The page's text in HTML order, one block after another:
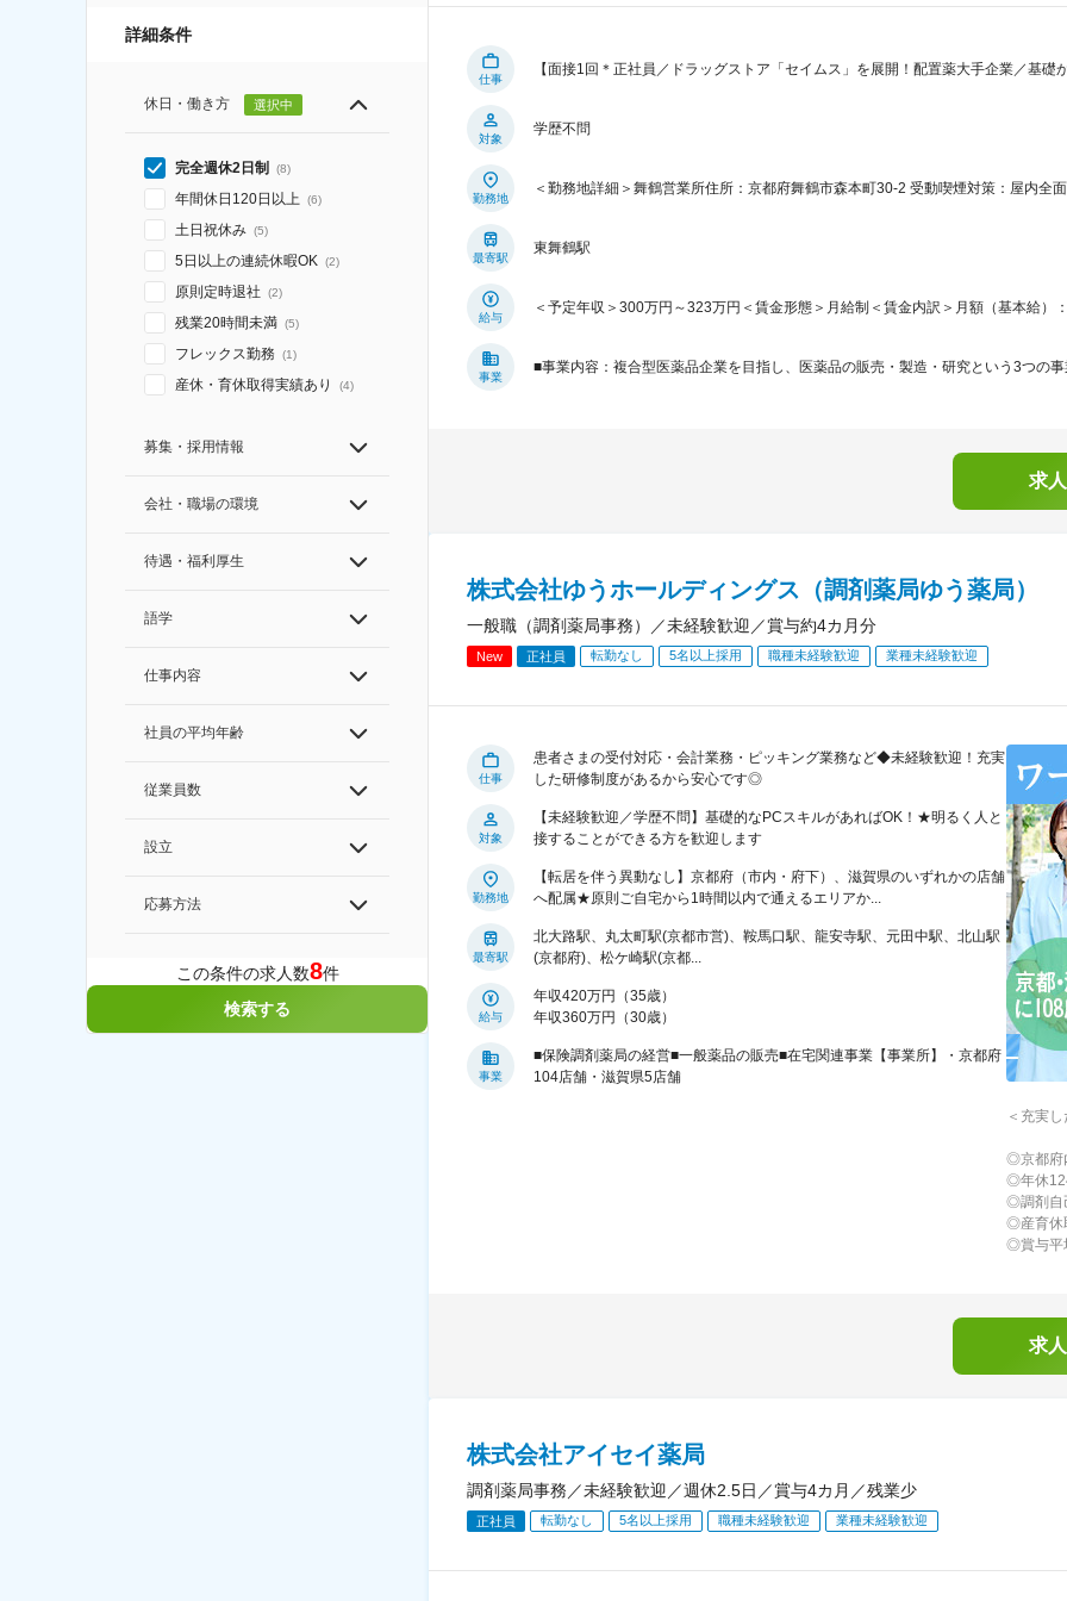
詳細条件
休日・働き方 選択中
完全週休2日制 (8)
年間休日120日以上 (6)
土日祝休み (5)
5日以上の連続休暇OK (2)
原則定時退社 (2)
残業20時間未満 (5)
フレックス勤務 (1)
産休・育休取得実績あり (4)
募集・採用情報
会社・職場の環境
待遇・福利厚生
語学
仕事内容
社員の平均年齢
従業員数
設立
応募方法
この条件の求人数8件
検索する
仕事
【面接1回＊正社員／ドラッグストア「セイムス」を展開！配置薬大手企業／基
対象
学歴不問
勤務地
＜勤務地詳細＞舞鶴営業所住所：京都府舞鶴市森本町30-2 受動喫煙対策：屋内全
最寄駅
東舞鶴駅
給与
＜予定年収＞300万円～323万円＜賃金形態＞月給制＜賃金内訳＞月額（基本給）
事業
■事業内容：複合型医薬品企業を目指し、医薬品の販売・製造・研究という3つの
求
株式会社ゆうホールディングス（調剤薬局ゆう薬局）
一般職（調剤薬局事務）／未経験歓迎／賞与約4カ月分
New 正社員 転勤なし 5名以上採用 職種未経験歓迎 業種未経験歓迎
仕事
患者さまの受付対応・会計業務・ピッキング業務など◆未経験歓迎！充実
した研修制度があるから安心です◎
対象
【未経験歓迎／学歴不問】基礎的なPCスキルがあればOK！★明るく人と
接することができる方を歓迎します
勤務地
【転居を伴う異動なし】京都府（市内・府下）、滋賀県のいずれかの店舗
へ配属★原則ご自宅から1時間以内で通えるエリアか...
最寄駅
北大路駅、丸太町駅(京都市営)、鞍馬口駅、龍安寺駅、元田中駅、北山駅
(京都府)、松ケ崎駅(京都...
給与
年収420万円（35歳）
年収360万円（30歳）
事業
■保険調剤薬局の経営■一般薬品の販売■在宅関連事業【事業所】・京都府
104店舗・滋賀県5店舗
＜充実
◎京都府
◎年休
◎調剤自
◎産育休
◎賞与平
求
株式会社アイセイ薬局
調剤薬局事務／未経験歓迎／週休2.5日／賞与4カ月／残業少
正社員 転勤なし 5名以上採用 職種未経験歓迎 業種未経験歓迎